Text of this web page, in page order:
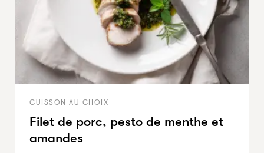
CUISSON AU CHOIX
Filet de porc, pesto de menthe et
amandes